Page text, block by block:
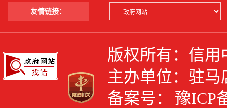
友情链接：
版权所有：信
主办单位：驻
备案号：
豫ICP